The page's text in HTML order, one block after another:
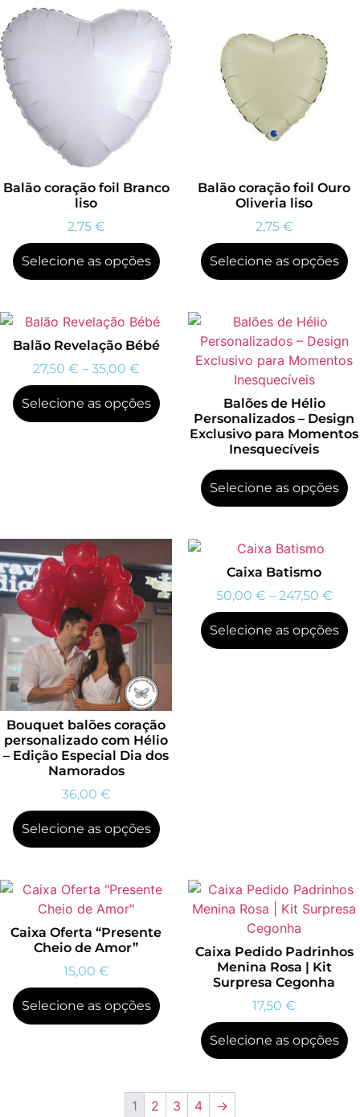
Balão coração foil Branco
liso
2,75 €
Selecione as opções
Balão coração foil Ouro
Oliveria liso
2,75 €
Selecione as opções
Balão Revelação Bébé
27,50 € – 35,00 €
Selecione as opções
Balões de Hélio
Personalizados – Design
Exclusivo para Momentos
Inesquecíveis
Selecione as opções
Bouquet balões coração
personalizado com Hélio
– Edição Especial Dia dos
Namorados
36,00 €
Selecione as opções
Caixa Batismo
50,00 € – 247,50 €
Selecione as opções
Caixa Oferta “Presente
Cheio de Amor”
15,00 €
Selecione as opções
Caixa Pedido Padrinhos
Menina Rosa | Kit
Surpresa Cegonha
17,50 €
Selecione as opções
1 2 3 4 →